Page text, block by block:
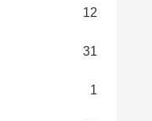
12
31
1